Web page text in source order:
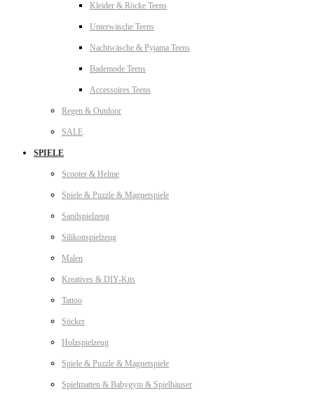
Kleider & Röcke Teens
Unterwäsche Teens
Nachtwäsche & Pyjama Teens
Bademode Teens
Accessoires Teens
Regen & Outdoor
SALE
SPIELE
Scooter & Helme
Spiele & Puzzle & Magnetspiele
Sandspielzeug
Silikonspielzeug
Malen
Kreatives & DIY-Kits
Tattoo
Sticker
Holzspielzeug
Spiele & Puzzle & Magnetspiele
Spielmatten & Babygym & Spielhäuser